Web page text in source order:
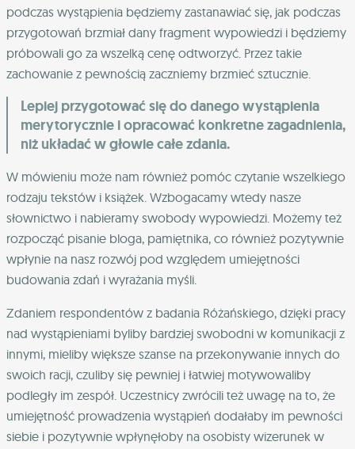
podczas wystąpienia będziemy zastanawiać się, jak podczas
przygotowań brzmiał dany fragment wypowiedzi i będziemy
próbowali go za wszelką cenę odtworzyć. Przez takie
zachowanie z pewnością zaczniemy brzmieć sztucznie.
Lepiej przygotować się do danego wystąpienia
merytorycznie i opracować konkretne zagadnienia,
niż układać w głowie całe zdania.
W mówieniu może nam również pomóc czytanie wszelkiego
rodzaju tekstów i książek. Wzbogacamy wtedy nasze
słownictwo i nabieramy swobody wypowiedzi. Możemy też
rozpocząć pisanie bloga, pamiętnika, co również pozytywnie
wpłynie na nasz rozwój pod względem umiejętności
budowania zdań i wyrażania myśli.
Zdaniem respondentów z badania Różańskiego, dzięki pracy
nad wystąpieniami byliby bardziej swobodni w komunikacji z
innymi, mieliby większe szanse na przekonywanie innych do
swoich racji, czuliby się pewniej i łatwiej motywowaliby
podległy im zespół. Uczestnicy zwrócili też uwagę na to, że
umiejętność prowadzenia wystąpień dodałaby im pewności
siebie i pozytywnie wpłynęłoby na osobisty wizerunek w